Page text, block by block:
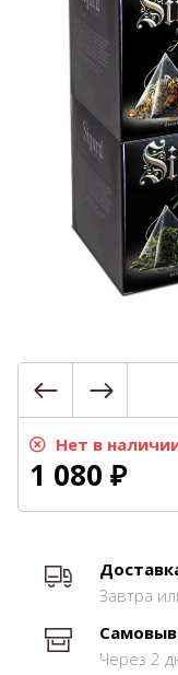
Нет в
1 080₽
Завтра
Через 2